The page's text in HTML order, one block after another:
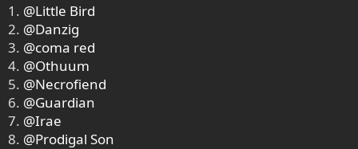
1. @Little Bird
2. @Danzig
3. @coma red
4. @Othuum
5. @Necrofiend
6. @Guardian
7. @Irae
8. @Prodigal Son